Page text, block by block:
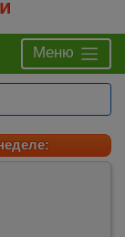
Меню